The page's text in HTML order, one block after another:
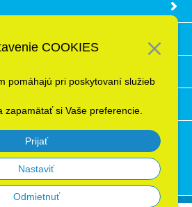
COOKIES
pomáhajú pri poskytovaní služieb
zapamätať si Vaše preferencie.
Prijať
Nastaviť
Odmietnuť